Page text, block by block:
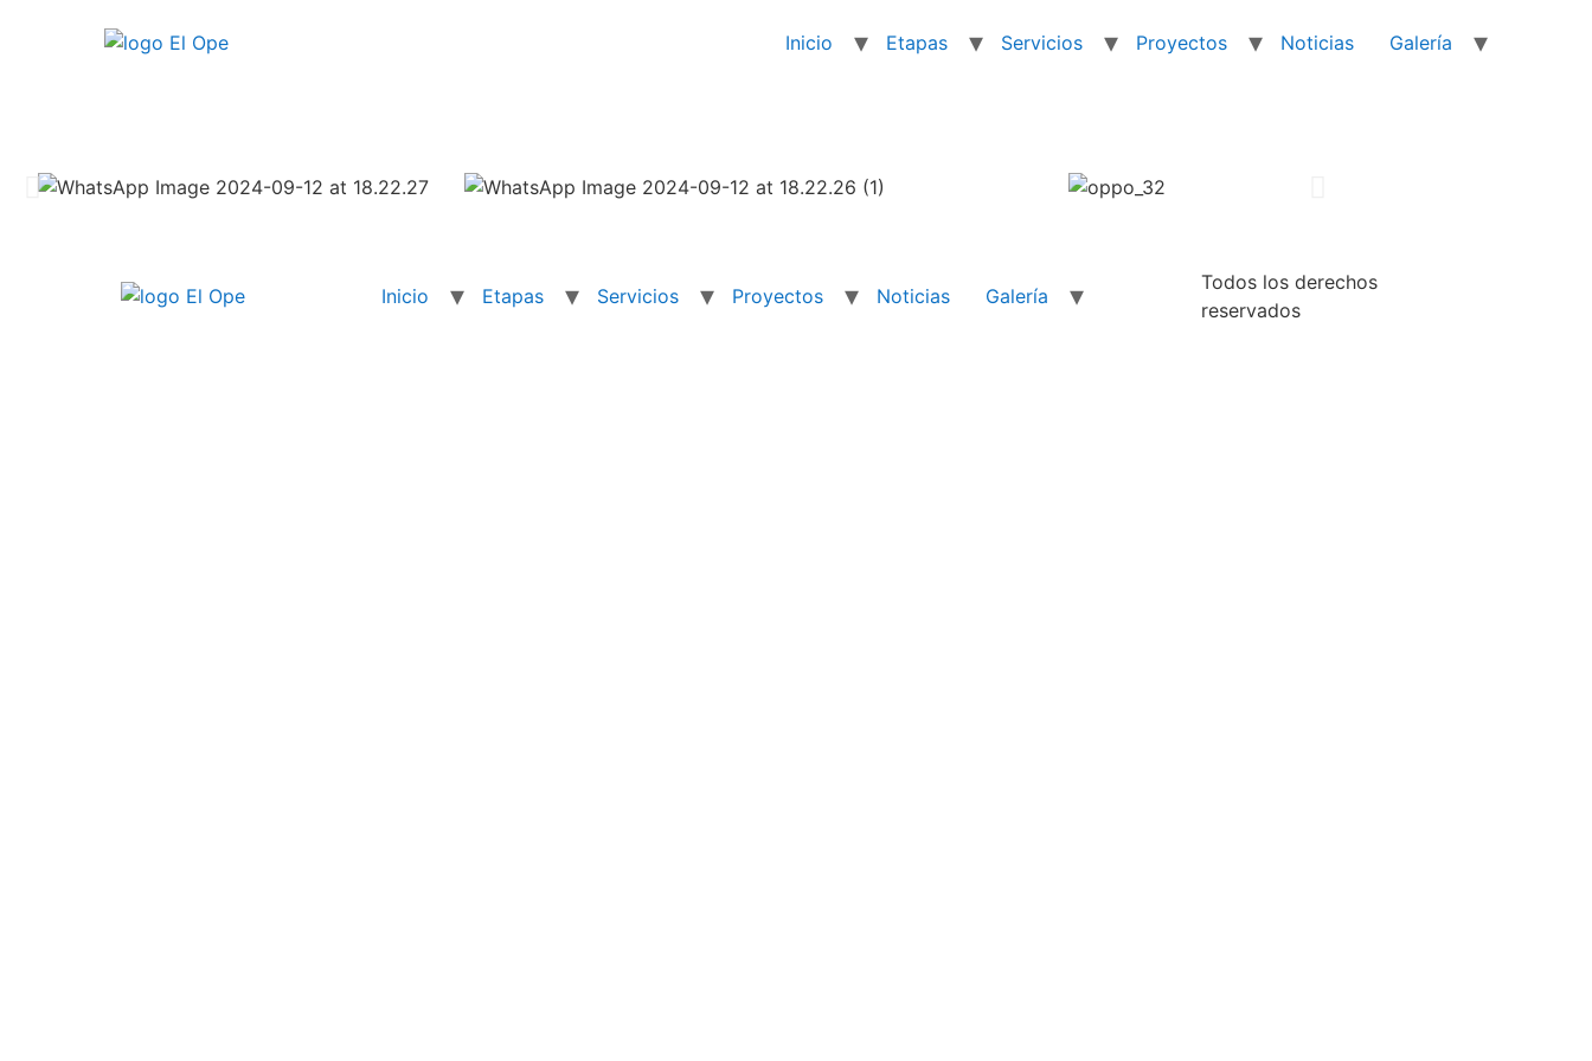
Inicio Etapas Servicios Proyectos Noticias Galería
Inicio Etapas Servicios Proyectos Noticias Galería
Todos los derechos
reservados